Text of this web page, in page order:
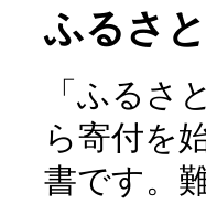
ふるさ
「ふるさ
ら寄付を
書です。